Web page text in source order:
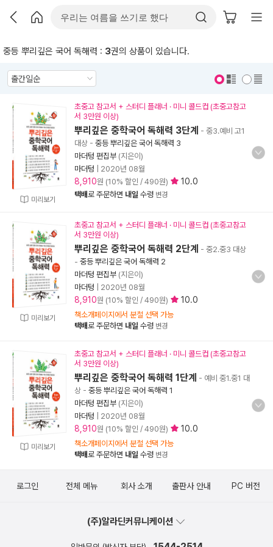
중등 뿌리깊은 국어 독해력 : 3권의 상품이 있습니다.
미리보기
초중고 참고서 + 스터디 플래너 · 미니 콜드컵 (초중고참고
서 3만원 이상)
뿌리깊은 중학국어 독해력 3단계 - 중3.예비 고1
대상 - 중등 뿌리깊은 국어 독해력 3
마더텅 편집부 (지은이)
마더텅
2020년 08월
8,910원 (10% 할인 / 490원) 10.0
택배로 주문하면 내일 수령 변경
미리보기
초중고 참고서 + 스터디 플래너 · 미니 콜드컵 (초중고참고
서 3만원 이상)
뿌리깊은 중학국어 독해력 2단계 - 중2.중3 대상
- 중등 뿌리깊은 국어 독해력 2
마더텅 편집부 (지은이)
마더텅
2020년 08월
8,910원 (10% 할인 / 490원) 10.0
책소개페이지에서 분철 선택 가능
택배로 주문하면 내일 수령 변경
미리보기
초중고 참고서 + 스터디 플래너 · 미니 콜드컵 (초중고참고
서 3만원 이상)
뿌리깊은 중학국어 독해력 1단계 - 예비 중1.중1 대
상 - 중등 뿌리깊은 국어 독해력 1
마더텅 편집부 (지은이)
마더텅
2020년 08월
8,910원 (10% 할인 / 490원) 10.0
책소개페이지에서 분철 선택 가능
택배로 주문하면 내일 수령 변경
로그인 전체 메뉴 회사 소개 출판사 안내 PC 버전
(주)알라딘커뮤니케이션